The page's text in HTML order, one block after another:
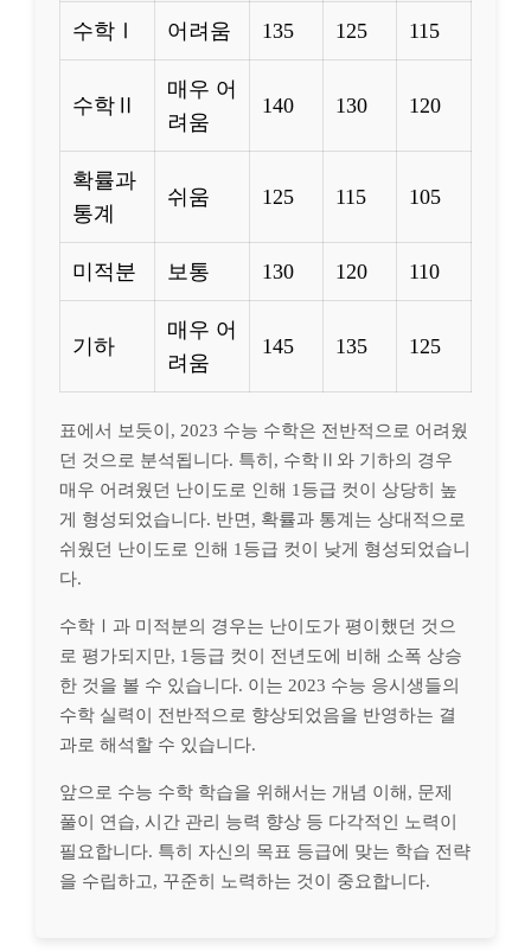
수학Ⅰ 어려움 135 125 115
수학Ⅱ
매우 어
려움
140 130 120
확률과
통계
쉬움 125 115 105
미적분 보통 130 120 110
기하
매우 어
려움
145 135 125
표에서 보듯이, 2023 수능 수학은 전반적으로 어려웠
던 것으로 분석됩니다. 특히, 수학Ⅱ와 기하의 경우
매우 어려웠던 난이도로 인해 1등급 컷이 상당히 높
게 형성되었습니다. 반면, 확률과 통계는 상대적으로
쉬웠던 난이도로 인해 1등급 컷이 낮게 형성되었습니
다.
수학Ⅰ과 미적분의 경우는 난이도가 평이했던 것으
로 평가되지만, 1등급 컷이 전년도에 비해 소폭 상승
한 것을 볼 수 있습니다. 이는 2023 수능 응시생들의
수학 실력이 전반적으로 향상되었음을 반영하는 결
과로 해석할 수 있습니다.
앞으로 수능 수학 학습을 위해서는 개념 이해, 문제
풀이 연습, 시간 관리 능력 향상 등 다각적인 노력이
필요합니다. 특히 자신의 목표 등급에 맞는 학습 전략
을 수립하고, 꾸준히 노력하는 것이 중요합니다.